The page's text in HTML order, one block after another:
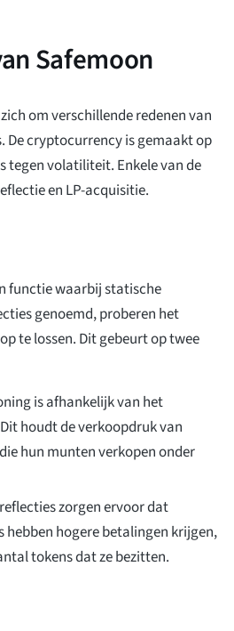
Safemoon
om verschillende redenen van
De cryptocurrency is gemaakt op
tegen volatiliteit. Enkele van de
en LP-acquisitie.
functie waarbij statische
genoemd, proberen het
te lossen. Dit gebeurt op twee
is afhankelijk van het
houdt de verkoopdruk van
hun munten verkopen onder
zorgen ervoor dat
hebben hogere betalingen krijgen,
tokens dat ze bezitten.